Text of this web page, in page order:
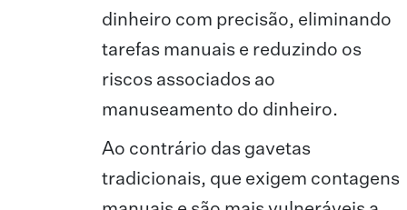
dinheiro com precisão, eliminando
tarefas manuais e reduzindo os
riscos associados ao
manuseamento do dinheiro.
Ao contrário das gavetas
tradicionais, que exigem contagens